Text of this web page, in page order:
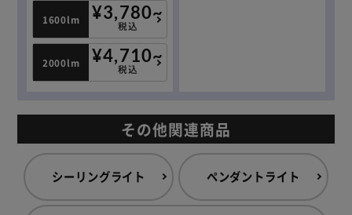
1600lm ¥3,780~
税込
2000lm ¥4,710~
税込
その他関連商品
シーリングライト ペンダントライト